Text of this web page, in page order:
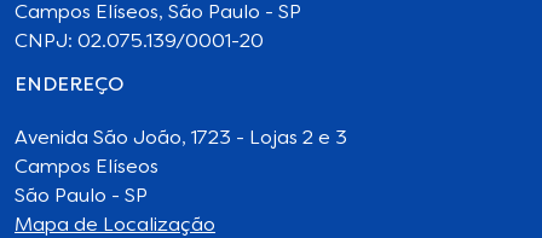
Campos Elíseos, São Paulo - SP
CNPJ: 02.075.139/0001-20
ENDEREÇO
Avenida São João, 1723 - Lojas 2 e 3
Campos Elíseos
São Paulo - SP
Mapa de Localização